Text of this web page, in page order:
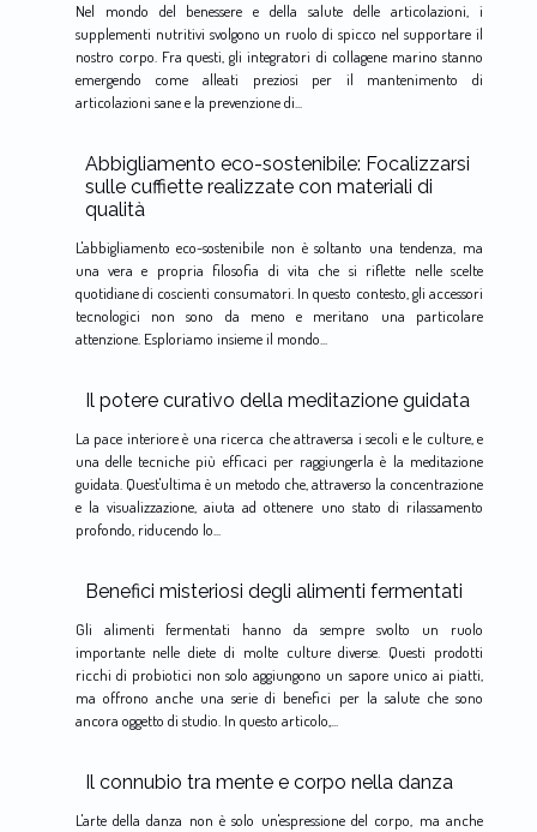
Nel mondo del benessere e della salute delle articolazioni, i
supplementi nutritivi svolgono un ruolo di spicco nel supportare il
nostro corpo. Fra questi, gli integratori di collagene marino stanno
emergendo come alleati preziosi per il mantenimento di
articolazioni sane e la prevenzione di...
Abbigliamento eco-sostenibile: Focalizzarsi
sulle cuffiette realizzate con materiali di
qualità
L'abbigliamento eco-sostenibile non è soltanto una tendenza, ma
una vera e propria filosofia di vita che si riflette nelle scelte
quotidiane di coscienti consumatori. In questo contesto, gli accessori
tecnologici non sono da meno e meritano una particolare
attenzione. Esploriamo insieme il mondo...
Il potere curativo della meditazione guidata
La pace interiore è una ricerca che attraversa i secoli e le culture, e
una delle tecniche più efficaci per raggiungerla è la meditazione
guidata. Quest'ultima è un metodo che, attraverso la concentrazione
e la visualizzazione, aiuta ad ottenere uno stato di rilassamento
profondo, riducendo lo...
Benefici misteriosi degli alimenti fermentati
Gli alimenti fermentati hanno da sempre svolto un ruolo
importante nelle diete di molte culture diverse. Questi prodotti
ricchi di probiotici non solo aggiungono un sapore unico ai piatti,
ma offrono anche una serie di benefici per la salute che sono
ancora oggetto di studio. In questo articolo,...
Il connubio tra mente e corpo nella danza
L'arte della danza non è solo un'espressione del corpo, ma anche